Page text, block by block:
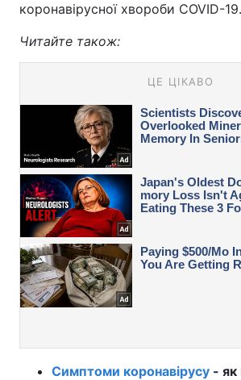
коронавірусної хвороби COVID-19.
Читайте також:
Симптоми коронавірусу - як